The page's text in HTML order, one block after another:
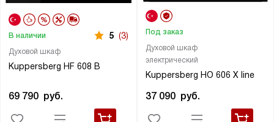
Духовой шкаф
Kuppersberg HF 608 B
В наличии 5 (3)
69 790 руб.
Духовой шкаф
электрический
Kuppersberg HO 606 X line
Под заказ
37 090 руб.